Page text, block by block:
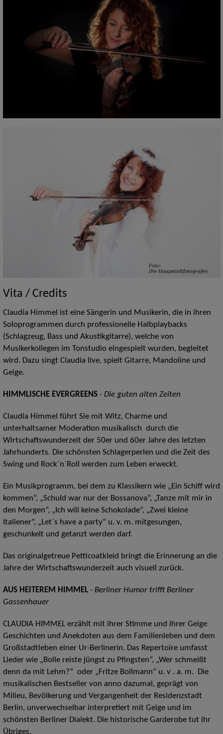
Vita / Credits
Claudia Himmel ist eine Sängerin und Musikerin, die in ihren
Soloprogrammen durch professionelle Halbplaybacks
(Schlagzeug, Bass und Akustikgitarre), welche von
Musikerkollegen im Tonstudio eingespielt wurden, begleitet
wird. Dazu singt Claudia live, spielt Gitarre, Mandoline und
Geige.
HIMMLISCHE EVERGREENS- Die guten alten Zeiten
Claudia Himmel führt Sie mit Witz, Charme und
unterhaltsamer Moderation musikalisch durch die
Wirtschaftswunderzeit der 50er und 60er Jahre des letzten
Jahrhunderts. Die schönsten Schlagerperlen und die Zeit des
Swing und Rock`n`Roll werden zum Leben erweckt.
Ein Musikprogramm, bei dem zu Klassikern wie „Ein Schiff wird
kommen“, „Schuld war nur der Bossanova“, „Tanze mit mir in
den Morgen“, „Ich will keine Schokolade“, „Zwei kleine
Italiener“, „Let`s have a party“ u. v. m. mitgesungen,
geschunkelt und getanzt werden darf.
Das originalgetreue Petticoatkleid bringt die Erinnerung an die
Jahre der Wirtschaftswunderzeit auch visuell zurück.
AUS HEITEREM HIMMEL- Berliner Humor trifft Berliner
Gassenhauer
CLAUDIA HIMMEL erzählt mit ihrer Stimme und ihrer Geige
Geschichten und Anekdoten aus dem Familienleben und dem
Großstadtleben einer Ur-Berlinerin. Das Repertoire umfasst
Lieder wie „Bolle reiste jüngst zu Pfingsten“, „Wer schmeißt
denn da mit Lehm?“ oder „Fritze Bollmann“ u. v . a. m. Die
musikalischen Bestseller von anno dazumal, geprägt von
Milieu, Bevölkerung und Vergangenheit der Residenzstadt
Berlin, unverwechselbar interpretiert mit Geige und im
schönsten Berliner Dialekt. Die historische Garderobe tut ihr
Übriges.